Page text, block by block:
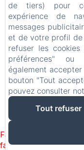
1Bis Rte de la
Failed to load
failed. (missing:
de tiers) pour
expérience de
messages
et de votre profil de
refuser les
préférences" ou
également
bouton "Tout
pouvez consulter
Tout refuser